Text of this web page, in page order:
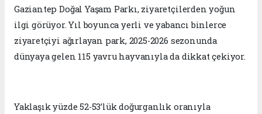
Gaziantep Doğal Yaşam Parkı, ziyaretçilerden yoğun
ilgi görüyor. Yıl boyunca yerli ve yabancı binlerce
ziyaretçiyi ağırlayan park, 2025-2026 sezonunda
dünyaya gelen 115 yavru hayvanıyla da dikkat çekiyor.
Yaklaşık yüzde 52-53’lük doğurganlık oranıyla